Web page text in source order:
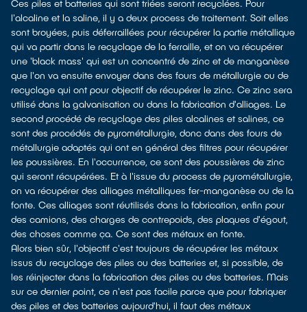
Ces piles et batteries qui sont triées seront recyclées. Pour
l'alcaline et la saline, il y a deux process de traitement. Soit elles
sont broyées, puis déferraillées pour récupérer la partie métallique
qui va partir dans le recyclage de la ferraille, et on va récupérer
une 'black mass' qui est un concentré de zinc et de manganèse
que l'on va ensuite envoyer dans des fours de métallurgie ou de
recyclage qui ont pour objectif de récupérer le zinc. Ce zinc sera
utilisé dans la galvanisation ou dans la fabrication d'alliages. Le
second procédé de recyclage des piles alcalines et salines, ce
sont des procédés de pyrométallurgie, donc dans des fours de
métallurgie adaptés qui ont en général des filtres pour récupérer
les poussières. En l'occurrence, ce sont des poussières de zinc
qui seront récupérées. Et à l'issue du process de pyrométallurgie,
on va récupérer des alliages métalliques fer-manganèse ou de la
fonte. Ces alliages sont réutilisés dans la fabrication, enfin pour
des camions, des charges de contrepoids, des plaques d'égout,
des choses comme ça. Ce sont des métaux en fonte.
Alors bien sûr, l'objectif c'est toujours de récupérer les métaux
issus du recyclage des piles ou des batteries et, si possible, de
les réinjecter dans la fabrication des piles ou des batteries. Mais
sur ce dernier point, ce n'est pas facile parce que pour fabriquer
des piles et des batteries aujourd'hui, il faut des métaux